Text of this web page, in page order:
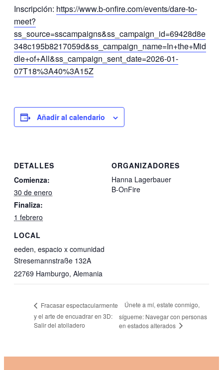
Inscripción: https://www.b-onfire.com/events/dare-to-
meet?
ss_source=sscampaigns&ss_campaign_id=69428d8e
348c195b8217059d&ss_campaign_name=In+the+Mid
dle+of+All&ss_campaign_sent_date=2026-01-
07T18%3A40%3A15Z
Añadir al calendario
DETALLES
Comienza:
30 de enero
Finaliza:
1 febrero
LOCAL
eeden, espacio x comunidad
Stresemannstraße 132A
22769 Hamburgo, Alemania
ORGANIZADORES
Hanna Lagerbauer
B-OnFire
Fracasar espectacularmente
y el arte de encuadrar en 3D:
Salir del atolladero
Únete a mí, estate conmigo,
sígueme: Navegar con personas
en estados alterados